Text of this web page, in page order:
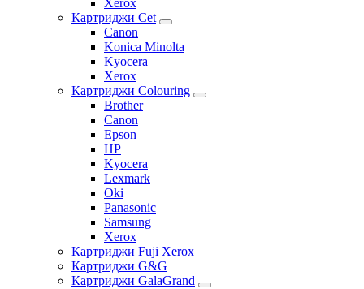
Xerox
Картриджи Cet
Canon
Konica Minolta
Kyocera
Xerox
Картриджи Colouring
Brother
Canon
Epson
HP
Kyocera
Lexmark
Oki
Panasonic
Samsung
Xerox
Картриджи Fuji Xerox
Картриджи G&G
Картриджи GalaGrand